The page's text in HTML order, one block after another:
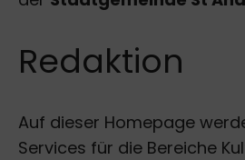
Redaktion
Auf dieser Homepage
Services für die Bereiche